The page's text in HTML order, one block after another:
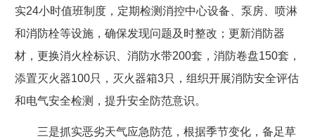
实24小时值班制度，定期检测消控中心设备、泵房、喷淋
和消防栓等设施，确保发现问题及时整改；更新消防器
材，更换消火栓标识、消防水带200套，消防卷盘150套，
添置灭火器100只，灭火器箱3只，组织开展消防安全评估
和电气安全检测，提升安全防范意识。
三是抓实恶劣天气应急防范，根据季节变化，备足草